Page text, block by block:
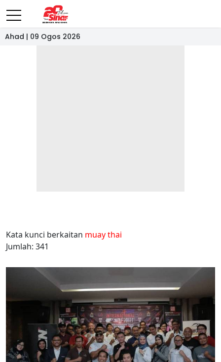
Ahad | 09 Ogos 2026
Kata kunci berkaitan muay thai
Jumlah: 341